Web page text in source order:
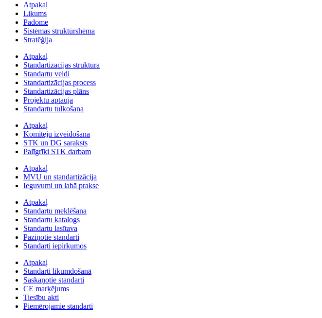
Atpakaļ
Likums
Padome
Sistēmas struktūrshēma
Stratēģija
Atpakaļ
Standartizācijas struktūra
Standartu veidi
Standartizācijas process
Standartizācijas plāns
Projektu aptauja
Standartu tulkošana
Atpakaļ
Komiteju izveidošana
STK un DG saraksts
Palīgrīki STK darbam
Atpakaļ
MVU un standartizācija
Ieguvumi un labā prakse
Atpakaļ
Standartu meklēšana
Standartu katalogs
Standartu lasītava
Paziņotie standarti
Standarti iepirkumos
Atpakaļ
Standarti likumdošanā
Saskaņotie standarti
CE marķējums
Tiesību akti
Piemērojamie standarti